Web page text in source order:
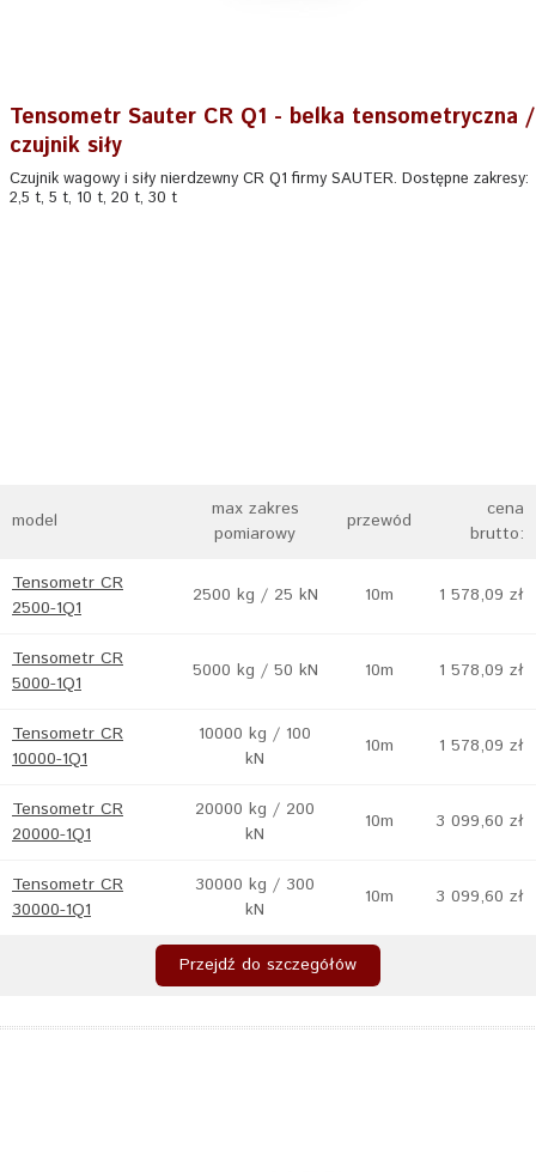
Tensometr Sauter CR Q1 - belka tensometryczna /
czujnik siły
Czujnik wagowy i siły nierdzewny CR Q1 firmy SAUTER. Dostępne zakresy:
2,5 t, 5 t, 10 t, 20 t, 30 t
model
max zakres
pomiarowy
przewód
cena
brutto:
Tensometr CR
2500-1Q1
2500 kg / 25 kN 10m 1 578,09 zł
Tensometr CR
5000-1Q1
5000 kg / 50 kN 10m 1 578,09 zł
Tensometr CR
10000-1Q1
10000 kg / 100
kN
10m 1 578,09 zł
Tensometr CR
20000-1Q1
20000 kg / 200
kN
10m 3 099,60 zł
Tensometr CR
30000-1Q1
30000 kg / 300
kN
10m 3 099,60 zł
Przejdź do szczegółów